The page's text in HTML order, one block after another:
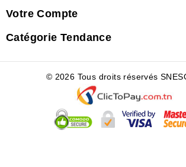
Votre Compte
Catégorie Tendance
© 2026 Tous droits réservés